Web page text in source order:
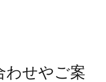
わせやご案